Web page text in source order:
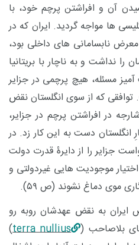
آن و افراشتن پرچم خود، با
ها مواجه گردید. ایران که در
نابسامانی های داخلی بود،
را نداشت و به ناچار با بریتانیا
مسئله، هیچ پرچمی در جزایر
نگردد (صص ۵۸-۵۳). توافقی که از سوی انگلستان نقض
در افراشتن پرچم در جزایر،
انگلستان دست به این کار زد. در
جزایر را از دایرۀ قدرت دولت
موجودیت هایی غیردولتی و
موی دماغ نشوند (ص ۵۹).
ایران به نقض عهدشان روبه رو
بلاصاحب ( terra nullius
)